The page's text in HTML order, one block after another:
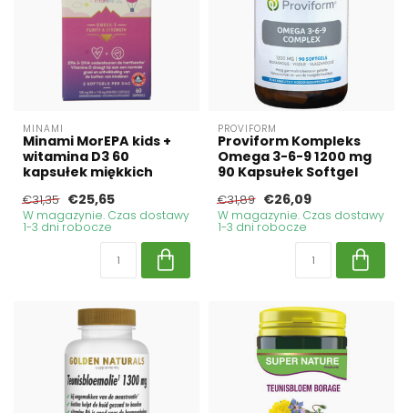
MINAMI
Minami MorEPA kids +
witamina D3 60
kapsułek miękkich
€31,35 €25,65
W magazynie. Czas dostawy
1-3 dni robocze
PROVIFORM
Proviform Kompleks
Omega 3-6-9 1200 mg
90 Kapsułek Softgel
€31,89 €26,09
W magazynie. Czas dostawy
1-3 dni robocze